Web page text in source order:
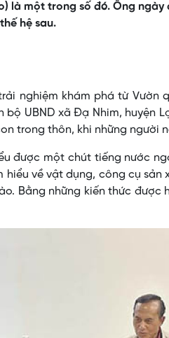
là một trong số đó. Ông
hệ sau.
nghiệm khám phá từ Vườn
bộ UBND xã Đạ Nhim, huyện
trong thôn, khi những người
được một chút tiếng nước
hiểu về vật dụng, công cụ
Bằng những kiến thức được